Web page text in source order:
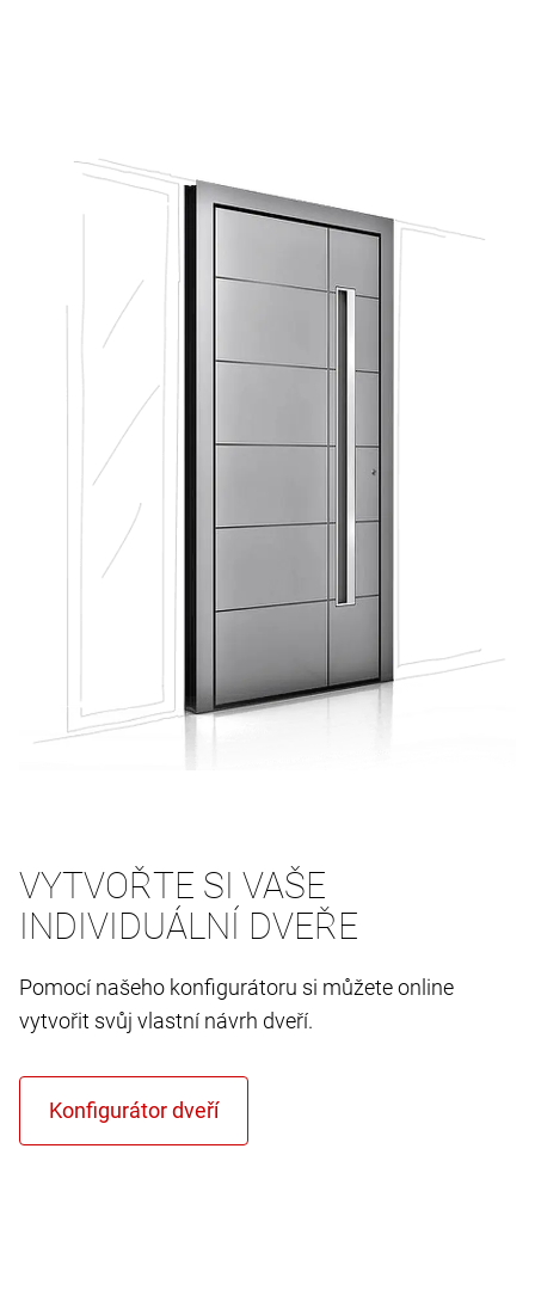
VYTVOŘTE SI VAŠE
INDIVIDUÁLNÍ DVEŘE
Pomocí našeho konfigurátoru si můžete online
vytvořit svůj vlastní návrh dveří.